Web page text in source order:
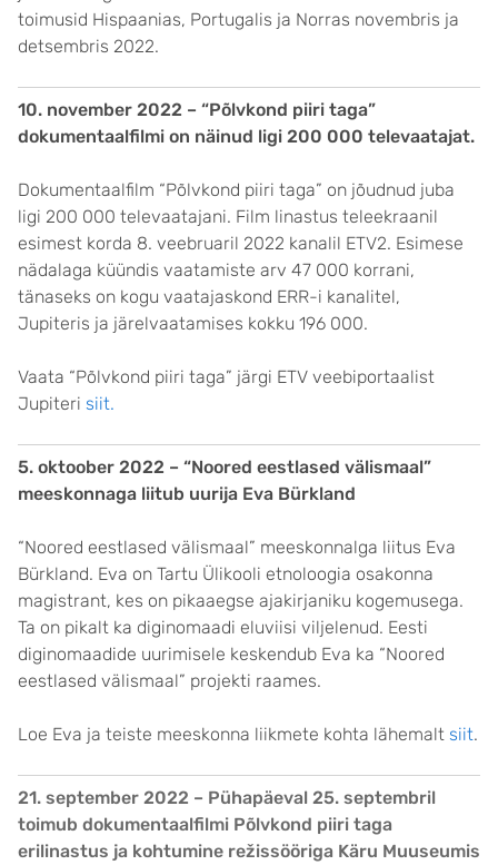
toimusid Hispaanias, Portugalis ja Norras novembris ja
detsembris 2022.
10. november 2022 – “Põlvkond piiri taga”
dokumentaalfilmi on näinud ligi 200 000 televaatajat.
Dokumentaalfilm “Põlvkond piiri taga” on jõudnud juba
ligi 200 000 televaatajani. Film linastus teleekraanil
esimest korda 8. veebruaril 2022 kanalil ETV2. Esimese
nädalaga küündis vaatamiste arv 47 000 korrani,
tänaseks on kogu vaatajaskond ERR-i kanalitel,
Jupiteris ja järelvaatamises kokku 196 000.
Vaata “Põlvkond piiri taga” järgi ETV veebiportaalist
Jupiteri siit.
5. oktoober 2022 – “Noored eestlased välismaal”
meeskonnaga liitub uurija Eva Bürkland
“Noored eestlased välismaal” meeskonnalga liitus Eva
Bürkland. Eva on Tartu Ülikooli etnoloogia osakonna
magistrant, kes on pikaaegse ajakirjaniku kogemusega.
Ta on pikalt ka diginomaadi eluviisi viljelenud. Eesti
diginomaadide uurimisele keskendub Eva ka “Noored
eestlased välismaal” projekti raames.
Loe Eva ja teiste meeskonna liikmete kohta lähemalt siit.
21. september 2022 – Pühapäeval 25. septembril
toimub dokumentaalfilmi Põlvkond piiri taga
erilinastus ja kohtumine režissööriga Käru Muuseumis